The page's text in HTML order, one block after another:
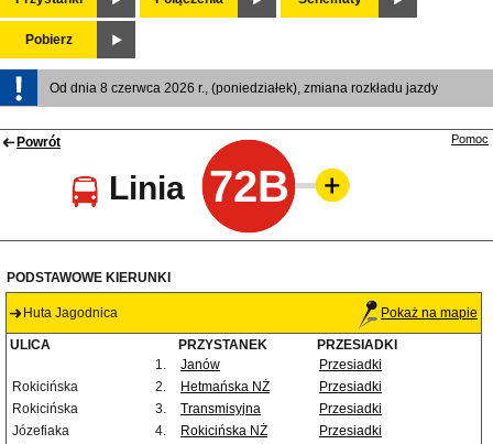
Pobierz
Od dnia 8 czerwca 2026 r., (poniedziałek), zmiana rozkładu jazdy
Powrót
Linia 72B
Pomoc
PODSTAWOWE KIERUNKI
Huta Jagodnica Pokaż na mapie
ULICA PRZYSTANEK
PRZESIADKI
1.
Janów
Przesiadki
Rokicińska
2. Hetmańska NŻ
Przesiadki
Rokicińska
3. Transmisyjna
Przesiadki
Józefiaka
4. Rokicińska NŻ
Przesiadki